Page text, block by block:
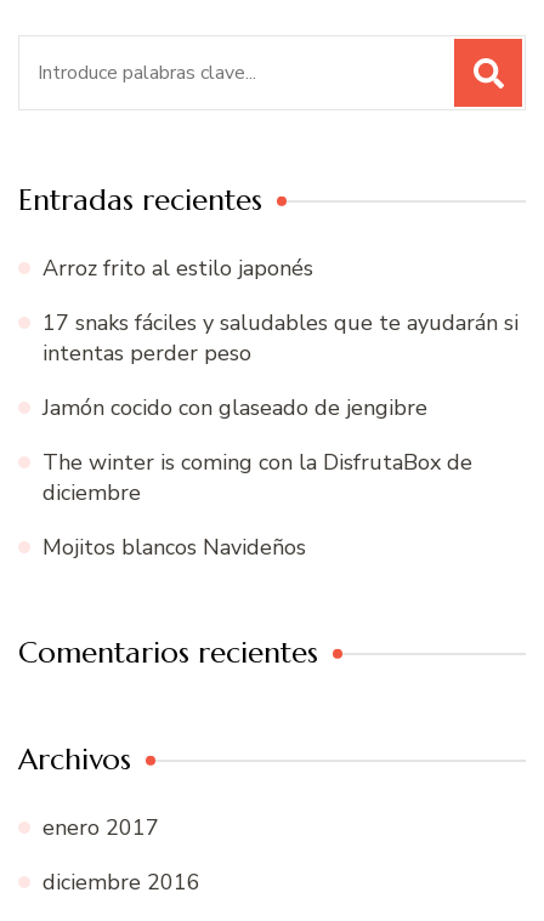
Entradas recientes
Arroz frito al estilo japonés
17 snaks fáciles y saludables que te ayudarán si
intentas perder peso
Jamón cocido con glaseado de jengibre
The winter is coming con la DisfrutaBox de
diciembre
Mojitos blancos Navideños
Comentarios recientes
Archivos
enero 2017
diciembre 2016